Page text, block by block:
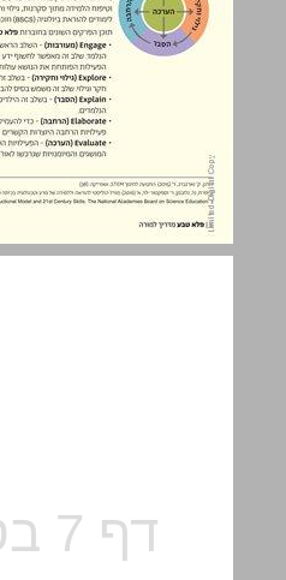
הסדרה השלמה ... 7